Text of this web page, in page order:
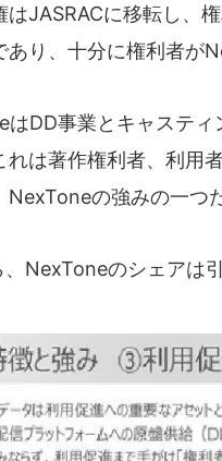
はJASRACに移転し、
り、十分に権利者が
DD事業とキャステ
れは著作権利者、利用
の強みの一つだ
NexToneのシェアは